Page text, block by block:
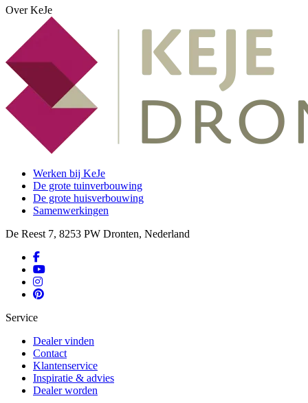
Over KeJe
Werken bij KeJe
De grote tuinverbouwing
De grote huisverbouwing
Samenwerkingen
De Reest 7, 8253 PW Dronten, Nederland
Service
Dealer vinden
Contact
Klantenservice
Inspiratie & advies
Dealer worden